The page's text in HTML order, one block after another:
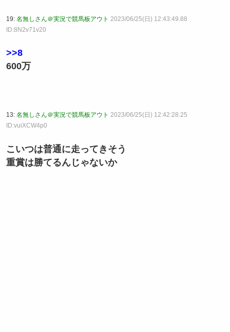
19: 名無しさん＠実況で競馬板アウト 2023/06/25(日) 12:43:49.88
ID:8N2v71v20
>>8
600万
13: 名無しさん＠実況で競馬板アウト 2023/06/25(日) 12:42:28.25
ID:vuiXCW4p0
こいつは普通に走ってきそう
重賞は勝てるんじゃないか